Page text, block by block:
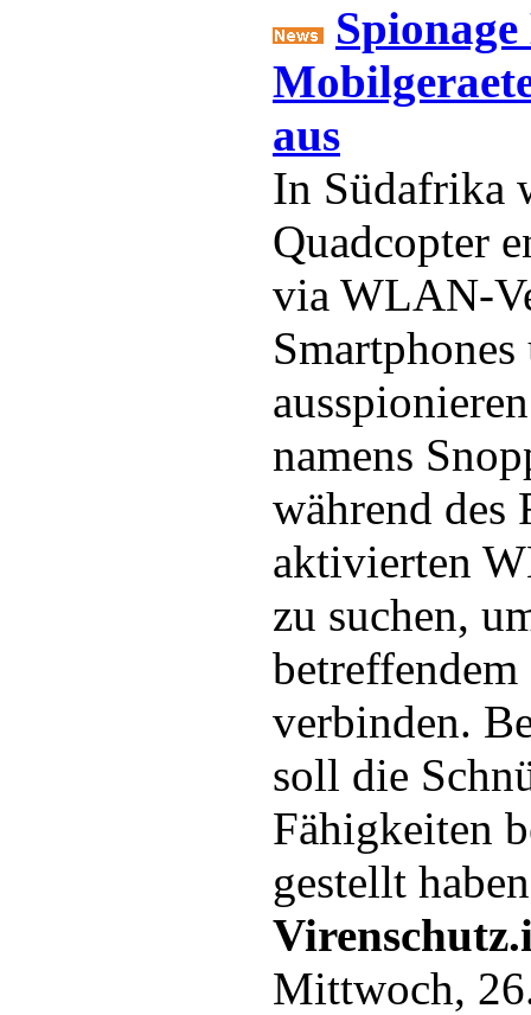
aus
In Südafrika
Quadcopter
via WLAN-
namens
während des
aktivierten
zu suchen,
betreffendem
verbinden.
soll die
Fähigkeiten
gestellt
Mittwoch,